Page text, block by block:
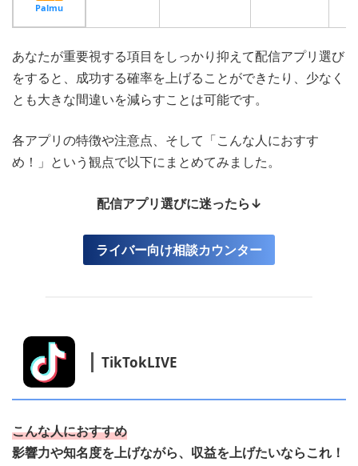
Palmu
あなたが重要視する項目をしっかり抑えて配信アプリ選び
をすると、成功する確率を上げることができたり、少なく
とも大きな間違いを減らすことは可能です。
各アプリの特徴や注意点、そして「こんな人におすす
め！」という観点で以下にまとめてみました。
配信アプリ選びに迷ったら↓
ライバー向け相談カウンター
TikTokLIVE
こんな人におすすめ
影響力や知名度を上げながら、収益を上げたいならこれ！